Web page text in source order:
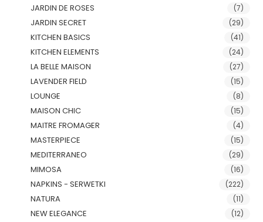
JARDIN DE ROSES (7)
JARDIN SECRET (29)
KITCHEN BASICS (41)
KITCHEN ELEMENTS (24)
LA BELLE MAISON (27)
LAVENDER FIELD (15)
LOUNGE (8)
MAISON CHIC (15)
MAITRE FROMAGER (4)
MASTERPIECE (15)
MEDITERRANEO (29)
MIMOSA (16)
NAPKINS - SERWETKI (222)
NATURA (11)
NEW ELEGANCE (12)